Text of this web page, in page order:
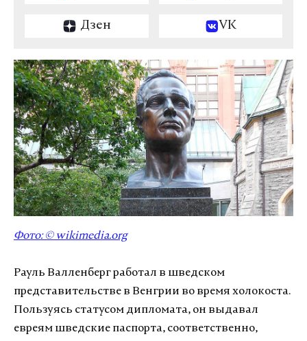
Дзен VK
Фото: © wikimedia.org
Рауль Валленберг работал в шведском
представительстве в Венгрии во время холокоста.
Пользуясь статусом дипломата, он выдавал
евреям шведские паспорта, соответственно,